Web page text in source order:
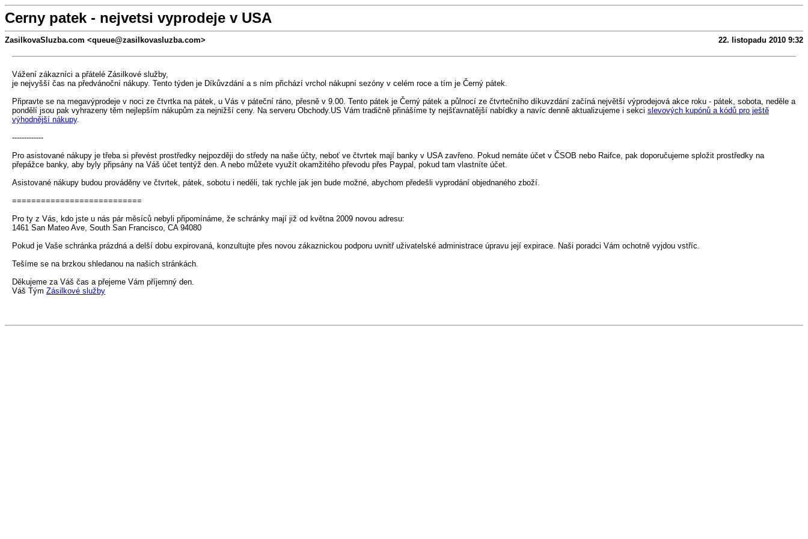
Cerny patek - nejvetsi vyprodeje v USA
ZasilkovaSluzba.com <queue@zasilkovasluzba.com> 22. listopadu 2010 9:32
Vážení zákazníci a přátelé Zásilkové služby,
je nejvyšší čas na předvánoční nákupy. Tento týden je Díkůvzdání a s ním přichází vrchol nákupní sezóny v celém roce a tím je Černý pátek.
Připravte se na megavýprodeje v noci ze čtvrtka na pátek, u Vás v páteční ráno, přesně v 9.00. Tento pátek je Černý pátek a půlnocí ze čtvrtečního díkuvzdání začíná největší výprodejová akce roku - pátek, sobota, neděle a
pondělí jsou pak vyhrazeny těm nejlepším nákupům za nejnižší ceny. Na serveru Obchody.US Vám tradičně přinášíme ty nejšťavnatější nabídky a navíc denně aktualizujeme i sekci slevových kupónů a kódů pro ještě
výhodnější nákupy.
-------------
Pro asistované nákupy je třeba si převést prostředky nejpozději do středy na naše účty, neboť ve čtvrtek mají banky v USA zavřeno. Pokud nemáte účet v ČSOB nebo Raifce, pak doporučujeme spložit prostředky na
přepážce banky, aby byly připsány na Váš účet tentýž den. A nebo můžete využít okamžitého převodu přes Paypal, pokud tam vlastníte účet.
Asistované nákupy budou prováděny ve čtvrtek, pátek, sobotu i neděli, tak rychle jak jen bude možné, abychom předešli vyprodání objednaného zboží.
===========================
Pro ty z Vás, kdo jste u nás pár měsíců nebyli připomínáme, že schránky mají již od května 2009 novou adresu:
1461 San Mateo Ave, South San Francisco, CA 94080
Pokud je Vaše schránka prázdná a delší dobu expirovaná, konzultujte přes novou zákaznickou podporu uvnitř uživatelské administrace úpravu její expirace. Naši poradci Vám ochotně vyjdou vstříc.
Tešíme se na brzkou shledanou na našich stránkách.
Děkujeme za Váš čas a přejeme Vám příjemný den.
Váš Tým Zásilkové služby